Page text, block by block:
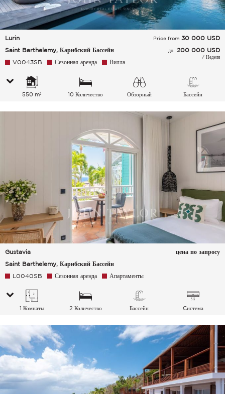
Lurin
Saint Barthelemy, Карибский Бассейн
Price from 30 000 USD
до 200 000 USD
/ Неделя
V0043SB Сезонная аренда Вилла
550 m²
10 Количество
Обзорный Бассейн
Gustavia
Saint Barthelemy, Карибский Бассейн
цена по запросу
L0040SB Сезонная аренда Апартаменты
1 Комнаты
2 Количество
Бассейн
Cистема
воздуха